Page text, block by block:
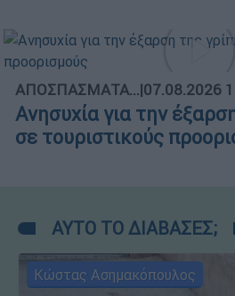
ΑΠΟΣΠΑΣΜΑΤΑ...|07.08.2026
Ανησυχία για την
σε τουριστικούς
ΑΥΤΟ ΤΟ ΔΙΑΒΑΣΕΣ;
Κώστας Ασημακόπουλος